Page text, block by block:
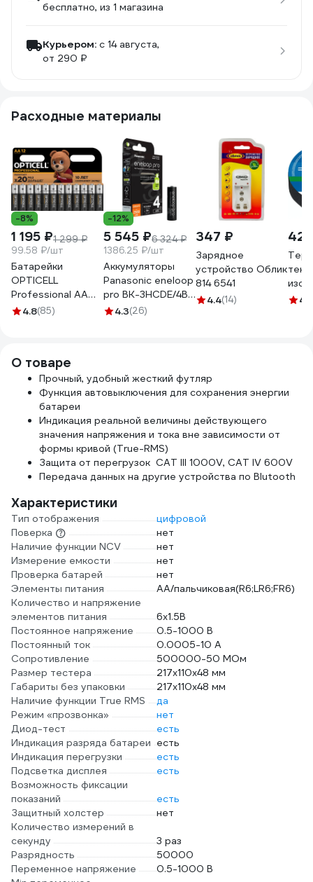
бесплатно, из 1 магазина
Курьером: c 14 августа,
от 290 ₽
Расходные материалы
-8%
1 195 ₽1 299 ₽
99.58 ₽/шт
Батарейки
OPTICELL
Professional AA
12шт 6052005
4.8(85)
-12%
5 545 ₽6 324 ₽
1386.25 ₽/шт
Аккумуляторы
Panasonic eneloop
pro BK-3HCDE/4BE
2500mAh AA R06
4.3(26)
347 ₽
Зарядное
устройство Облик
814 6541
4.4(14) 4.8
О товаре
Прочный, удобный жесткий футляр
Функция автовыключения для сохранения энергии
батареи
Индикация реальной величины действующего
значения напряжения и тока вне зависимости от
формы кривой (True-RMS)
Защита от перегрузок CAT III 1000V, CAT IV 600V
Передача данных на другие устройства по Blutooth
Характеристики
Тип отображения
цифровой
Поверка
нет
Наличие функции NCV
нет
Измерение емкости
нет
Проверка батарей
нет
Элементы питания
AA/пальчиковая(R6;LR6;FR6)
Количество и напряжение
элементов питания
6х1.5B
Постоянное напряжение
0.5-1000 В
Постоянный ток
0.0005-10 А
Сопротивление
500000-50 МОм
Размер тестера
217х110х48 мм
Габариты без упаковки
217х110х48 мм
Наличие функции True RMS
да
Режим «прозвонка»
нет
Диод-тест
есть
Индикация разряда батареи есть
Индикация перегрузки
есть
Подсветка дисплея
есть
Возможность фиксации
показаний
есть
Защитный холстер
нет
Количество измерений в
секунду
3 раз
Разрядность
50000
Переменное напряжение
0.5-1000 В